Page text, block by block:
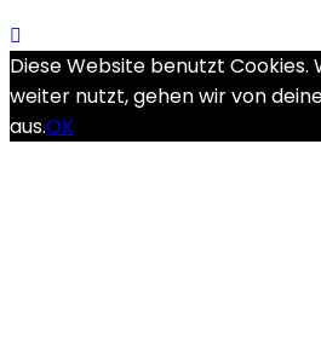
Diese Website benutzt Cookies.
weiter nutzt, gehen wir von
aus.OK